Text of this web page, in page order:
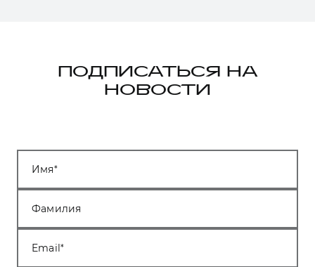
ПОДПИСАТЬСЯ НА
НОВОСТИ
Имя
Фамилия
Email